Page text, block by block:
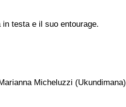
in testa e il suo entourage.
Micheluzzi (Ukundimana)